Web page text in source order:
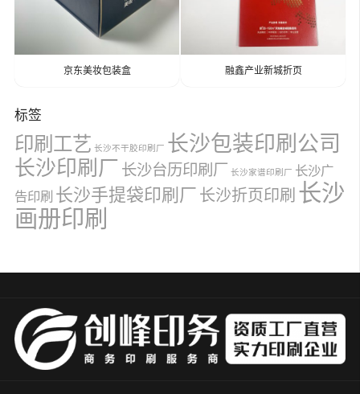
京东美妆包装盒 融鑫产业新城折页
标签
印刷工艺 长沙不干胶印刷厂 长沙包装印刷公司
长沙印刷厂 长沙台历印刷厂 长沙家谱印刷厂 长沙广
告印刷 长沙手提袋印刷厂 长沙折页印刷 长沙
画册印刷